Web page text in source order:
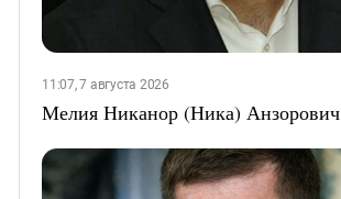
11:07, 7 августа 2026
Мелия Никанор (Ника) Анзорович